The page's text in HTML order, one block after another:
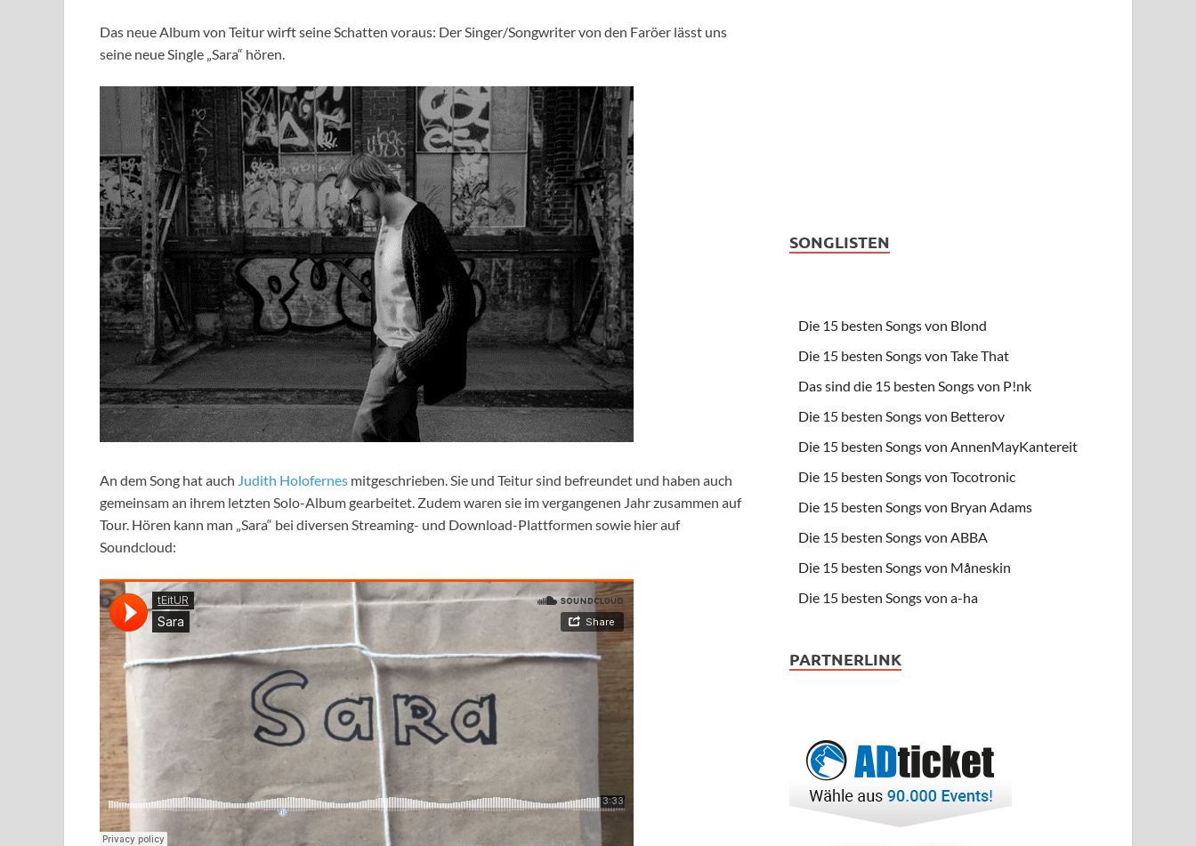
Das neue Album von Teitur wirft seine Schatten voraus: Der Singer/Songwriter von den Faröer lässt uns
seine neue Single „Sara“ hören.
An dem Song hat auch Judith Holofernes mitgeschrieben. Sie und Teitur sind befreundet und haben auch
gemeinsam an ihrem letzten Solo-Album gearbeitet. Zudem waren sie im vergangenen Jahr zusammen auf
Tour. Hören kann man „Sara“ bei diversen Streaming- und Download-Plattformen sowie hier auf
Soundcloud:
SONGLISTEN
Die 15 besten Songs von Blond
Die 15 besten Songs von Take That
Das sind die 15 besten Songs von P!nk
Die 15 besten Songs von Betterov
Die 15 besten Songs von AnnenMayKantereit
Die 15 besten Songs von Tocotronic
Die 15 besten Songs von Bryan Adams
Die 15 besten Songs von ABBA
Die 15 besten Songs von Måneskin
Die 15 besten Songs von a-ha
PARTNERLINK